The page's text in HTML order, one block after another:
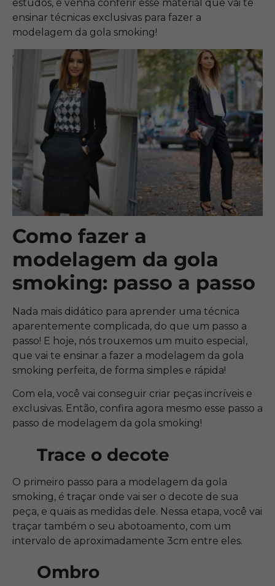
estudos, e venha conferir esse material que vai te
ensinar técnicas exclusivas para fazer a
modelagem da gola smoking!
Como fazer a
modelagem da gola
smoking: passo a passo
Nada mais didático para aprender uma técnica
aparentemente complicada, do que um passo a
passo! E hoje, nós trouxemos um muito especial,
que vai te ensinar a fazer a modelagem da gola
smoking perfeita, de forma simples e rápida!
Com ela, você vai conseguir criar peças incríveis e
exclusivas. Então, confira agora mesmo esse passo a
passo de modelagem da gola smoking!
Trace o decote
O primeiro passo para a modelagem da gola
smoking, é traçar onde vai ser o decote de sua
peça, e quais as medidas dele. Nessa etapa, você vai
traçar também o seu abotoamento, com um
intervalo de aproximadamente 3cm entre eles.
Ombro